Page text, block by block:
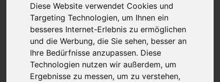
Diese Website verwendet Cookies und
Targeting Technologien, um Ihnen ein
besseres Internet-Erlebnis zu ermöglichen
und die Werbung, die Sie sehen, besser an
Ihre Bedürfnisse anzupassen. Diese
Technologien nutzen wir außerdem, um
Ergebnisse zu messen, um zu verstehen,
Was sind
Drittanbieter?